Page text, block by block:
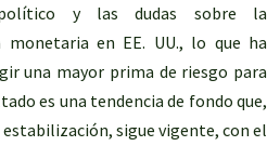
y las dudas sobre la
en EE. UU., lo que ha
una mayor prima de riesgo para
es una tendencia de fondo que,
sigue vigente, con el